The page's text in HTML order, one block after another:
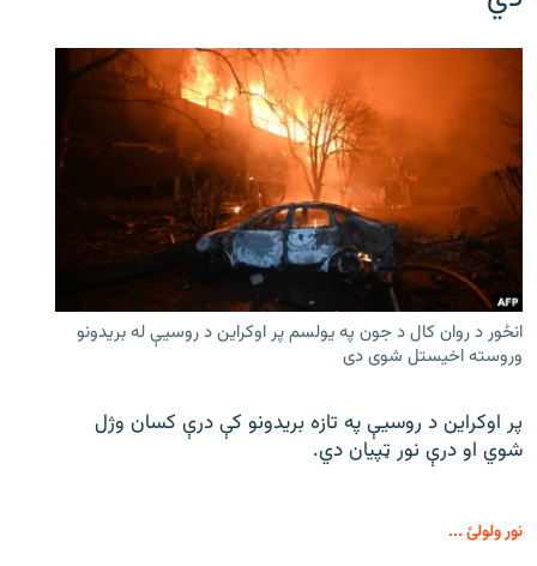
انځور د روان کال د جون په یولسم پر اوکراین د روسیې له بریدونو
وروسته اخیستل شوی دی
پر اوکراین د روسیې په تازه بریدونو کې درې کسان وژل
شوي او درې نور ټپیان دي.
نور ولولئ ...